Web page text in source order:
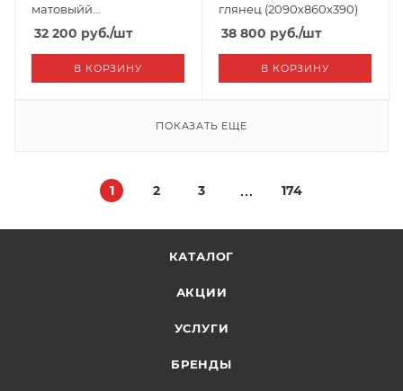
матовыйй
(1980х820х450)
32 200 руб./шт
В КОРЗИНУ
глянец (2090х860х390)
38 800 руб./шт
В КОРЗИНУ
ПОКАЗАТЬ ЕЩЕ
1 2 3 174
КАТАЛОГ
АКЦИИ
УСЛУГИ
БРЕНДЫ